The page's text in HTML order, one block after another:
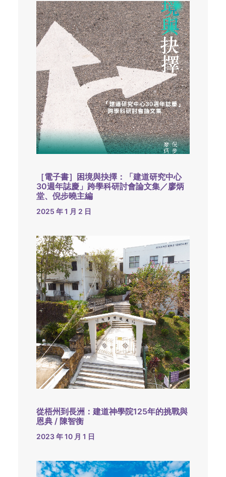
［電子書］困境與抉擇：「建道研究中心
30週年誌慶」跨學科研討會論文集／廖炳
堂、倪步曉主編
2025 年 1 月 2 日
從梧州到長洲：建道神學院125年的挑戰與
恩典 / 陳智衡
2023 年 10 月 1 日